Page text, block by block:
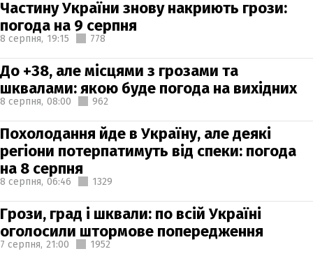
Частину України знову накриють грози:
погода на 9 серпня
8 серпня, 19:15 778
До +38, але місцями з грозами та
шквалами: якою буде погода на вихідних
8 серпня, 08:00 962
Похолодання йде в Україну, але деякі
регіони потерпатимуть від спеки: погода
на 8 серпня
8 серпня, 06:46 1329
Грози, град і шквали: по всій Україні
оголосили штормове попередження
7 серпня, 21:00 1952